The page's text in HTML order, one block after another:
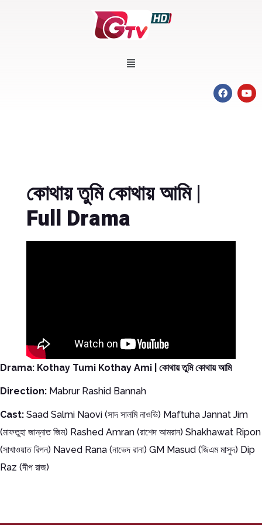
কোথায় তুমি কোথায় আমি |
Full Drama
Drama: Kothay Tumi Kothay Ami | কোথায় তুমি কোথায় আমি
Direction: Mabrur Rashid Bannah
Cast: Saad Salmi Naovi (সাদ সালমি নাওভি) Maftuha Jannat Jim
(মাফতুহা জান্নাত জিম) Rashed Amran (রাশেদ আমরান) Shakhawat Ripon
(সাখাওয়াত রিপন) Naved Rana (নাভেদ রানা) GM Masud (জিএম মাসুদ) Dip
Raz (দীপ রাজ)